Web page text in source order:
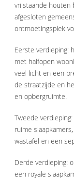
vrijstaande houten
afgesloten
ontmoetingsplek
Eerste verdieping:
met halfopen
veel licht en een
de straatzijde en
en opbergruimte.
Tweede
ruime
wastafel en een
Derde verdieping:
een royale